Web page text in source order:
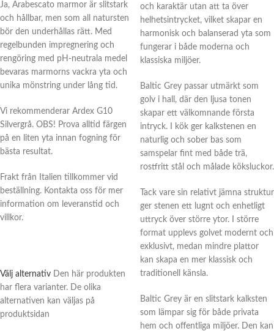
Ja, Arabescato marmor är slitstark
och hållbar, men som all natursten
bör den underhållas rätt. Med
regelbunden impregnering och
rengöring med pH-neutrala medel
bevaras marmorns vackra yta och
unika mönstring under lång tid.
Vi rekommenderar Ardex G10
Silvergrå. OBS! Prova alltid färgen
på en liten yta innan fogning för
bästa resultat.
Frakt från Italien tillkommer vid
beställning. Kontakta oss för mer
information om leveranstid och
villkor.
Välj alternativ Den här produkten
har flera varianter. De olika
alternativen kan väljas på
produktsidan
och karaktär utan att ta över
helhetsintrycket, vilket skapar en
harmonisk och balanserad yta som
fungerar i både moderna och
klassiska miljöer.
Baltic Grey passar utmärkt som
golv i hall, där den ljusa tonen
skapar ett välkomnande första
intryck. I kök ger kalkstenen en
naturlig och sober bas som
samspelar fint med både trä,
rostfritt stål och målade köksluckor.
Tack vare sin relativt jämna struktur
ger stenen ett lugnt och enhetligt
uttryck över större ytor. I större
format upplevs golvet modernt och
exklusivt, medan mindre plattor
kan skapa en mer klassisk och
traditionell känsla.
Baltic Grey är en slitstark kalksten
som lämpar sig för både privata
hem och offentliga miljöer. Den kan